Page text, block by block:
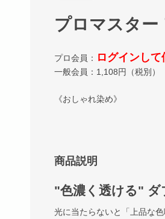
プロマスター
プロ会員： ログインし
一般会員： 1,108円（税別）
《おしゃれ染め》
商品説明
"色濃く透ける"
光に当たらないと「上品な